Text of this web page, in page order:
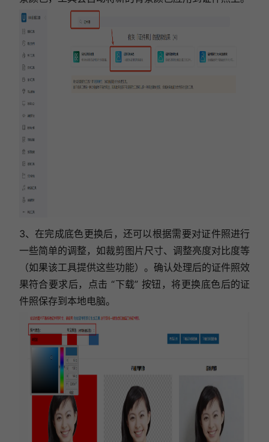
3、在完成底色更换后，还可以根据需要对证件照进行
一些简单的调整，如裁剪图片尺寸、调整亮度对比度等
（如果该工具提供这些功能）。确认处理后的证件照效
果符合要求后，点击 “下载” 按钮，将更换底色后的证
件照保存到本地电脑。